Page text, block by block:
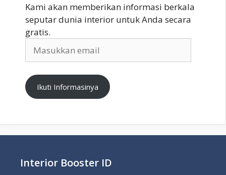
Kami akan memberikan informasi berkala
seputar dunia interior untuk Anda secara
gratis.
email
Ikuti Informasinya
Interior Booster ID